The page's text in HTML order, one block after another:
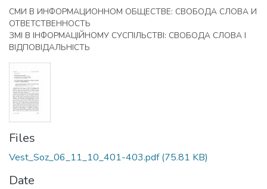
СМИ В ИНФОРМАЦИОННОМ ОБЩЕСТВЕ: СВОБОДА СЛОВА И
ОТВЕТСТВЕННОСТЬ
ЗМІ В ІНФОРМАЦІЙНОМУ СУСПІЛЬСТВІ: СВОБОДА СЛОВА І
ВІДПОВІДАЛЬНІСТЬ
Files
Vest_Soz_06_11_10_401-403.pdf(75.81 KB)
Date